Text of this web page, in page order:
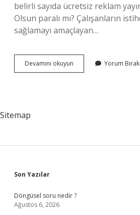
belirli sayıda ücretsiz reklam
Olsun paralı mı? Çalışanların
sağlamayı amaçlayan…
Devamını okuyun
Ilanı
Yorum Bırak
Sitemap
Sidebar
Son Yazılar
Döngüsel soru nedir ?
Ağustos 6, 2026